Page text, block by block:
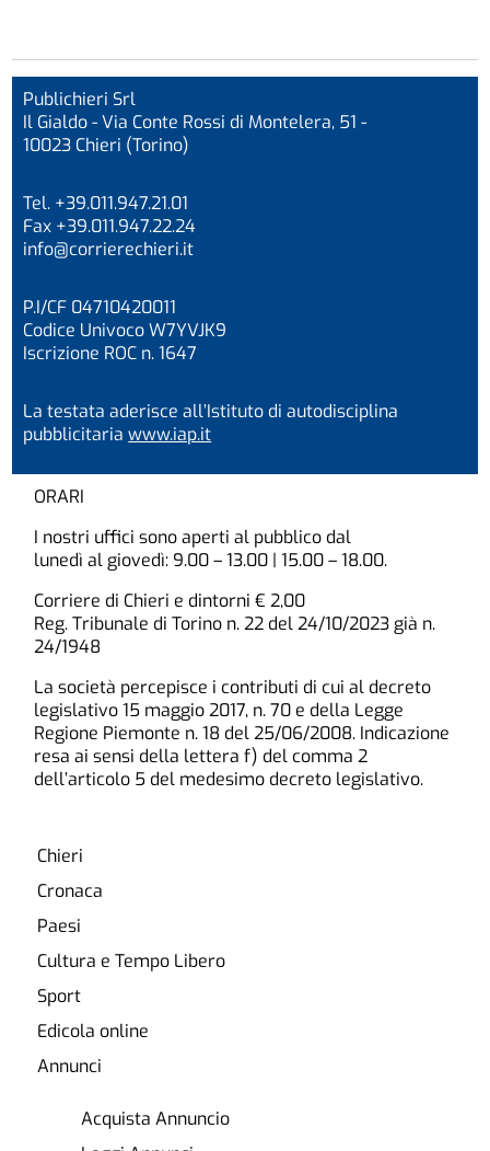
Publichieri Srl
Il Gialdo - Via Conte Rossi di Montelera, 51 -
10023 Chieri (Torino)
Tel. +39.011.947.21.01
Fax +39.011.947.22.24
info@corrierechieri.it
P.I/CF 04710420011
Codice Univoco W7YVJK9
Iscrizione ROC n. 1647
La testata aderisce all’Istituto di autodisciplina
pubblicitariawww.iap.it
ORARI
I nostri uffici sono aperti al pubblico dal
lunedì al giovedì: 9.00 – 13.00 | 15.00 – 18.00.
Corriere di Chieri e dintorni € 2,00
Reg. Tribunale di Torino n. 22 del 24/10/2023 già n.
24/1948
La società percepisce i contributi di cui al decreto
legislativo 15 maggio 2017, n. 70 e della Legge
Regione Piemonte n. 18 del 25/06/2008. Indicazione
resa ai sensi della lettera f) del comma 2
dell’articolo 5 del medesimo decreto legislativo.
Chieri
Cronaca
Paesi
Cultura e Tempo Libero
Sport
Edicola online
Annunci
Acquista Annuncio